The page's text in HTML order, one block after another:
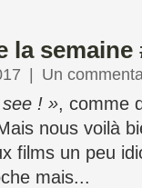
la semaine
Un
! », comme
nous voilà
films un peu
mais...